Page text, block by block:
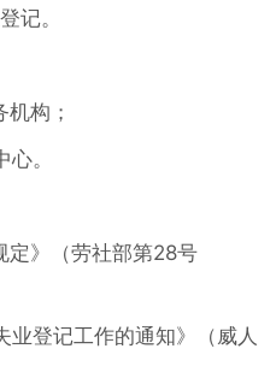
记。
构；
。
定》（劳社部第28号
业登记工作的通知》（威人